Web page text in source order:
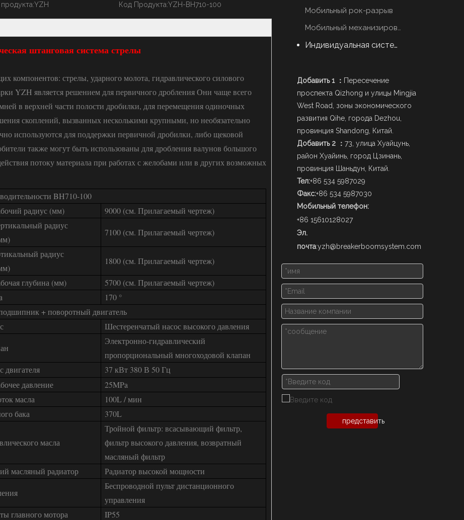
YZH Код Продукта:YZH-BH710-100
штанговая система стрелы
компонентов: стрелы, ударного молота, гидравлического силового
YZH является решением для первичного дробления Они чаще всего
в верхней части полости дробилки, для перемещения одиночных
скоплений, вызванных несколькими крупными, но необязательно
используются для поддержки первичной дробилки, либо щековой
также могут быть использованы для дробления валунов большого
потоку материала при работах с желобами или в других возможных
BH710-100
радиус (мм)
9000 (см. Прилагаемый чертеж)
радиус
7100 (см. Прилагаемый чертеж)
радиус
1800 (см. Прилагаемый чертеж)
глубина (мм)
5700 (см. Прилагаемый чертеж)
170 °
+ поворотный двигатель
Шестеренчатый насос высокого давления
Электронно-гидравлический
пропорциональный многоходовой клапан
двигателя
37 кВт 380 В 50 Гц
давление
25MPa
масла
100L / мин
бака
370L
масла
Тройной фильтр: всасывающий фильтр,
фильтр высокого давления, возвратный
масляный фильтр
масляный радиатор
Радиатор высокой мощности
Беспроводной пульт дистанционного
управления
главного мотора
IP55
Мобильный рок-разрыв
Мобильный механизированный Scaler
Индивидуальная система стрел
Добавить 1 ： Пересечение
проспекта Qizhong и улицы Mingjia
West Road, зоны экономического
развития Qihe, города Dezhou,
провинция Shandong, Китай.
Добавить 2 ： 73, улица Хуайцунь,
район Хуайинь, город Цзинань,
провинция Шаньдун, Китай.
Тел:+86 534 5987029
Факс:+86 534 5987030
Мобильный телефон:
+86 15610128027
Эл.
почта:yzh@breakerboomsystem.com
представить